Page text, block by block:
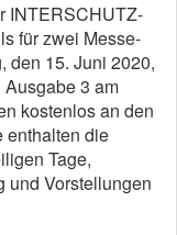
INTERSCHUTZ-
für zwei Messe-
den 15. Juni 2020,
3 am
kostenlos an den
enthalten die
Tage,
und Vorstellungen